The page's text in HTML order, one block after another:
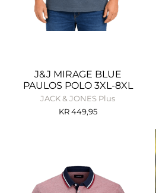
J&J MIRAGE BLUE
PAULOS POLO 3XL-8XL
JACK & JONES Plus
KR449,95